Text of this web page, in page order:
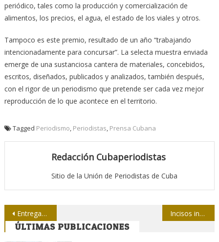
periódico, tales como la producción y comercialización de
alimentos, los precios, el agua, el estado de los viales y otros.
Tampoco es este premio, resultado de un año “trabajando
intencionadamente para concursar”. La selecta muestra enviada
emerge de una sustanciosa cantera de materiales, concebidos,
escritos, diseñados, publicados y analizados, también después,
con el rigor de un periodismo que pretende ser cada vez mejor
reproducción de lo que acontece en el territorio.
Tagged Periodismo, Periodistas, Prensa Cubana
Redacción Cubaperiodistas
Sitio de la Unión de Periodistas de Cuba
Navegación
de
Entregados los premios del Concurso Nacional de Periodismo Económico Anec-Upec Incisos inconexos y desordenados sobre producción, abastecimiento, precios y salarios
ÚLTIMAS PUBLICACIONES